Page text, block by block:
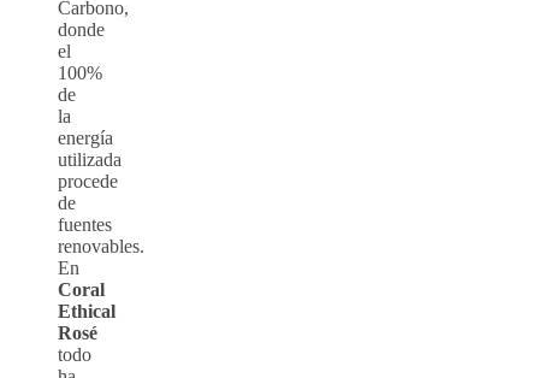
Carbono,
donde
el
100%
de
la
energía
utilizada
procede
de
fuentes
renovables.
En
Coral
Ethical
Rosé
todo